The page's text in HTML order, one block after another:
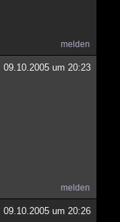
melden
09.10.2005 um 20:23
melden
09.10.2005 um 20:26